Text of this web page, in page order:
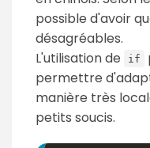
possible d'avoir
désagréables.
L'utilisation de
if
permettre
manière très
petits soucis.